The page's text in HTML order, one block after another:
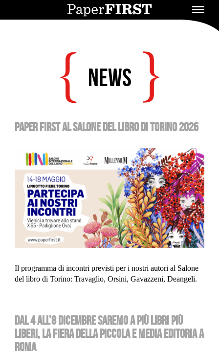
News
PAPER FIRST AL SALONE DEL LIBRO DI TORINO 2026
Il programma di incontri previsti per i nostri autori al Salone
del libro di Torino: Travaglio, Orsini, Gavazzeni, Deangeli.
DAL 4 ALL’8 DICEMBRE SAREMO A PIÙ LIBRI PIÙ
LIBERI, LA FIERA DELLA PICCOLA E MEDIA EDITORIA A
ROMA